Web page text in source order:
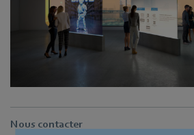
Nous contacter